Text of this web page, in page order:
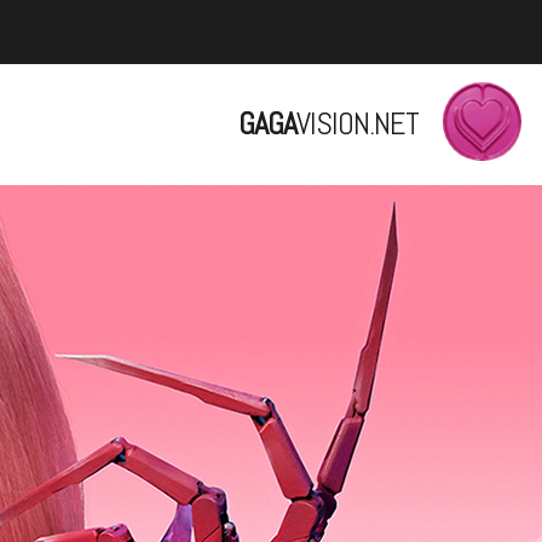
GAGAVISION.NET